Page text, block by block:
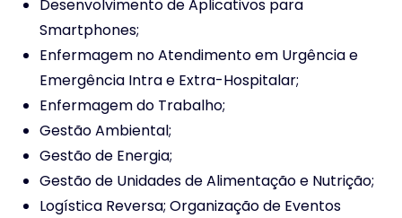
Desenvolvimento de Aplicativos para
Smartphones;
Enfermagem no Atendimento em Urgência e
Emergência Intra e Extra-Hospitalar;
Enfermagem do Trabalho;
Gestão Ambiental;
Gestão de Energia;
Gestão de Unidades de Alimentação e Nutrição;
Logística Reversa; Organização de Eventos